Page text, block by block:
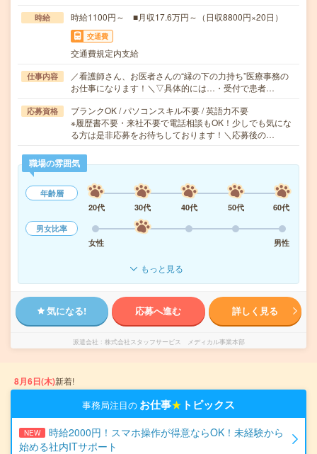
時給 時給1100円～ ■月収17.6万円～（日収8800円×20日）
交通費
交通費規定内支給
仕事内容
／看護師さん、お医者さんの“縁の下の力持ち”医療事務の
お仕事になります！＼▽具体的には…・受付で患者…
応募資格
ブランクOK / パソコンスキル不要 / 英語力不要
※履歴書不要・来社不要で電話相談もOK！少しでも気にな
る方は是非応募をお待ちしております！＼応募後の…
職場の雰囲気
年齢層
20代
30代 40代 50代
60代
男女比率
女性
男性
もっと見る
気になる! 応募へ進む 詳しく見る
派遣会社 株式会社スタッフサービス メディカル事業本部
8月6日(木)新着!
事務局注目の お仕事★ トピックス
NEW
時給2000円！スマホ操作が得意ならOK！未経験から
始める社内ITサポート